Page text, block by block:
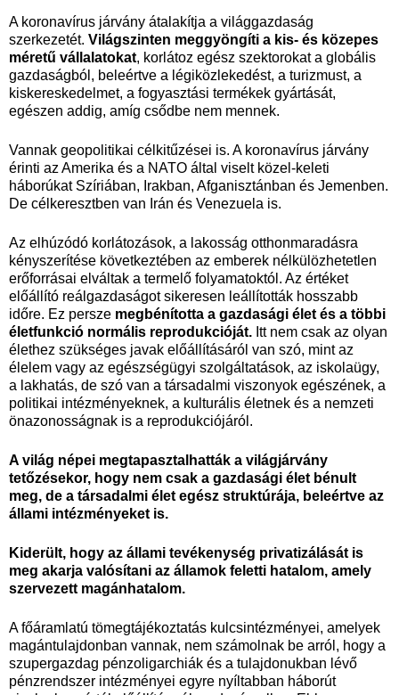
A koronavírus járvány átalakítja a világgazdaság
szerkezetét. Világszinten meggyöngíti a kis- és közepes
méretű vállalatokat, korlátoz egész szektorokat a globális
gazdaságból, beleértve a légiközlekedést, a turizmust, a
kiskereskedelmet, a fogyasztási termékek gyártását,
egészen addig, amíg csődbe nem mennek.
Vannak geopolitikai célkitűzései is. A koronavírus járvány
érinti az Amerika és a NATO által viselt közel-keleti
háborúkat Szíriában, Irakban, Afganisztánban és Jemenben.
De célkeresztben van Irán és Venezuela is.
Az elhúzódó korlátozások, a lakosság otthonmaradásra
kényszerítése következtében az emberek nélkülözhetetlen
erőforrásai elváltak a termelő folyamatoktól. Az értéket
előállító reálgazdaságot sikeresen leállították hosszabb
időre. Ez persze megbénította a gazdasági élet és a többi
életfunkció normális reprodukcióját. Itt nem csak az olyan
élethez szükséges javak előállításáról van szó, mint az
élelem vagy az egészségügyi szolgáltatások, az iskolaügy,
a lakhatás, de szó van a társadalmi viszonyok egészének, a
politikai intézményeknek, a kulturális életnek és a nemzeti
önazonosságnak is a reprodukciójáról.
A világ népei megtapasztalhatták a világjárvány
tetőzésekor, hogy nem csak a gazdasági élet bénult
meg, de a társadalmi élet egész struktúrája, beleértve az
állami intézményeket is.
Kiderült, hogy az állami tevékenység privatizálását is
meg akarja valósítani az államok feletti hatalom, amely
szervezett magánhatalom.
A főáramlatú tömegtájékoztatás kulcsintézményei, amelyek
magántulajdonban vannak, nem számolnak be arról, hogy a
szupergazdag pénzoligarchiák és a tulajdonukban lévő
pénzrendszer intézményei egyre nyíltabban háborút